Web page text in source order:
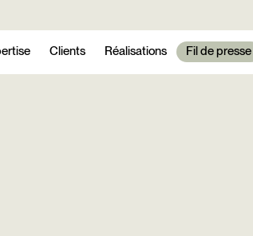
Clients Réalisations Fil de presse